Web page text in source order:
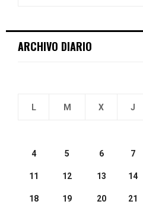
ARCHIVO DIARIO
L M X J
4 5 6 7
11 12 13 14
18 19 20 21